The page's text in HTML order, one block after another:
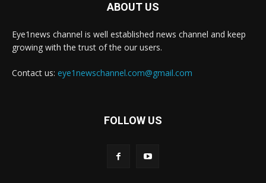
ABOUT US
Eye1news channel is well established news channel and keep
growing with the trust of the our users.
Contact us: eye1newschannel.com@gmail.com
FOLLOW US